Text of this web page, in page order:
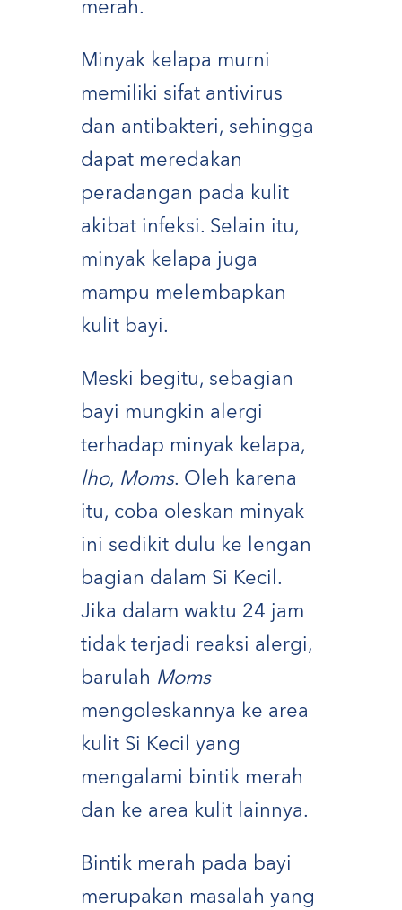
merah.
Minyak kelapa murni
memiliki sifat antivirus
dan antibakteri, sehingga
dapat meredakan
peradangan pada kulit
akibat infeksi. Selain itu,
minyak kelapa juga
mampu melembapkan
kulit bayi.
Meski begitu, sebagian
bayi mungkin alergi
terhadap minyak kelapa,
lho, Moms. Oleh karena
itu, coba oleskan minyak
ini sedikit dulu ke lengan
bagian dalam Si Kecil.
Jika dalam waktu 24 jam
tidak terjadi reaksi alergi,
barulah Moms
mengoleskannya ke area
kulit Si Kecil yang
mengalami bintik merah
dan ke area kulit lainnya.
Bintik merah pada bayi
merupakan masalah yang